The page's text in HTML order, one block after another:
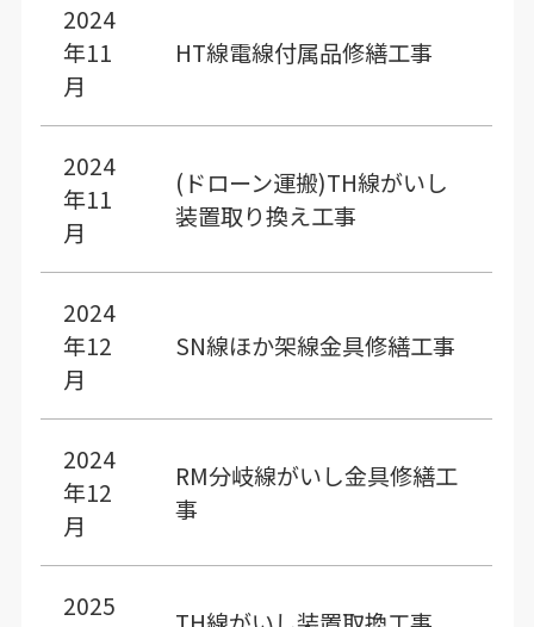
2024
年11
月
HT線電線付属品修繕工事
2024
年11
月
(ドローン運搬)TH線がいし
装置取り換え工事
2024
年12
月
SN線ほか架線金具修繕工事
2024
年12
月
RM分岐線がいし金具修繕工
事
2025